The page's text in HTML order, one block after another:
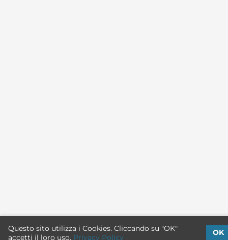
Questo sito utilizza i Cookies. Cliccando su "OK"
accetti il loro uso. Privacy Policy
OK